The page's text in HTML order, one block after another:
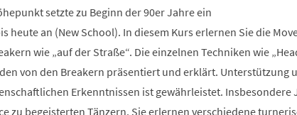
setzte zu Beginn der 90er Jahre ein
heute an (New School). In diesem Kurs erlernen Sie die
wie „auf der Straße“. Die einzelnen Techniken wie
von den Breakern präsentiert und erklärt. Unterstützung
Erkenntnissen ist gewährleistet. Insbesondere
zu begeisterten Tänzern. Sie erlernen verschiedene